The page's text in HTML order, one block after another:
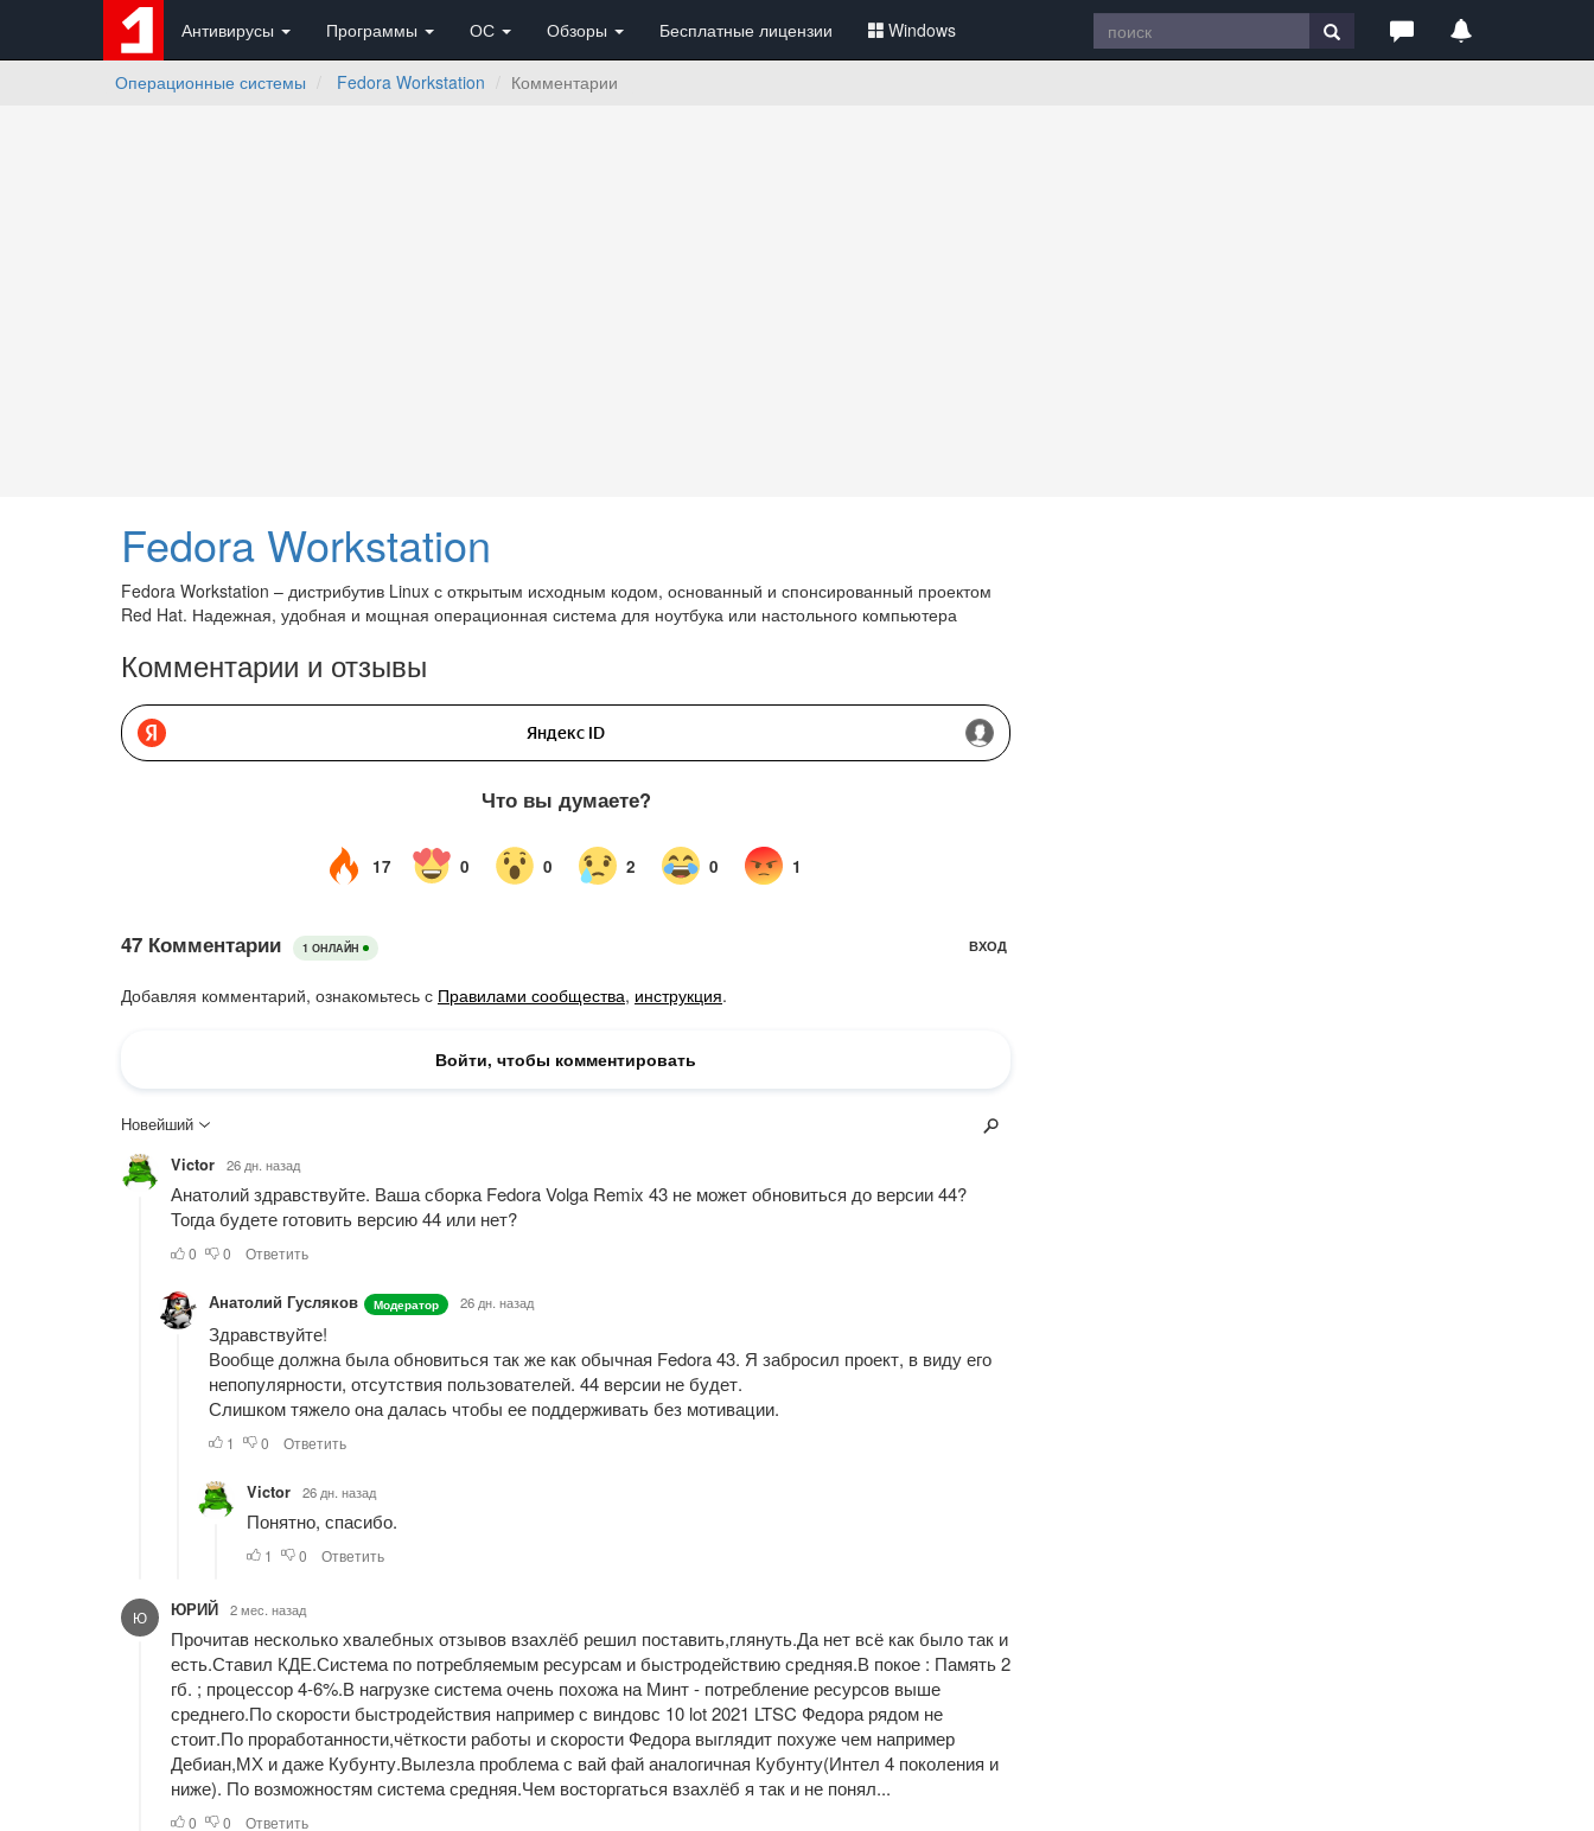
Антивирусы Программы ОС Обзоры Бесплатные лицензии Windows
Операционные системы Fedora Workstation Комментарии
Fedora Workstation
Fedora Workstation – дистрибутив Linux с открытым исходным кодом, основанный и спонсированный проектом
Red Hat. Надежная, удобная и мощная операционная система для ноутбука или настольного компьютера
Комментарии и отзывы